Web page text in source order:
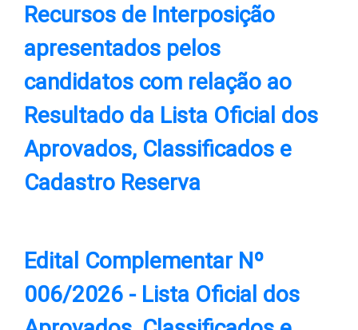
Recursos de Interposição
apresentados pelos
candidatos com relação ao
Resultado da Lista Oficial dos
Aprovados, Classificados e
Cadastro Reserva
Edital Complementar Nº
006/2026 - Lista Oficial dos